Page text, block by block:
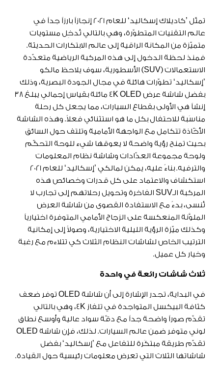
تمثّل ’كاديلاك إسكاليد‘ للعام 2021 إنجازاً بارزاً جداً في
عالم التقنيات المتطوّرة، وهي بالتالي تُدخِل مستويات
متميّزة من المكانة الراقية إلى عالم الابتكارات الحديثة.
فمنذ لحظة الدخول إلى هذه المركبة الرياضية متعدّدة
الاستعمالات (SUV) الأسطورية، سوف يلاحظ مالكو
’إسكاليد‘ تطوّرات هائلة في مجال الجودة البصرية، وذلك
بفضل شاشة عرض 4K OLED مائلة بقياس إجمالي يبلغ 38
إنشاً هي الأولى بقطاع السيارات، مما يجعل كل رحلة
مناسَبة للاحتفال بكل ما هو استثنائي فعلاً. وهذه الشاشة
الأخّاذة تتكامل مع الواجهة الأمامية وتلتف حول السائق
بحيث تمنح رؤية واضحة لا يعوقها شيء للوحة التحكّم
ولوحة مجموعة العدّادات وشاشة نظام المعلومات
والترفيه. بناءً عليه، يمكن لمالكي ’إسكاليد‘ للعام 2021
استكشاف والاعتماد على كل قدرات وخصائص هذه
المركبة الـSUV الفاخرة وتحويل رحلاتهم إلى تجارب لا
تُنسى، بدءً مع الاستفادة القصوى من شاشة العرض
الملوَّنة المنعكسة على الزجاج الأمامي المتوفرة اختيارياً
وكذلك ميّزة الرؤية الليلية الاختيارية، وصولاً إلى إمكانية
الترتيب الخاص لشاشات النظام الثلاث كي تتلاءم مع رغبة
وخيار كل عميل.
ثلاث شاشات رائعة في واحدة
في البداية، تجدر الإشارة إلى أن شاشة OLED توفر ضعف
كثافة البيكسل المتواجدة في تلفاز 4K، وهي بالتالي
تقدّم صوراً واضحة جداً مع دقّة سواد عالية وأوسع نطاق
لوني متوفر ضمن عالم السيارات. لذلك، فإن شاشة OLED
تقدّم طريقة مبتكَرة للتفاعل مع ’إسكاليد‘ بفضل
شاشاتها الثلاث التي تعرض معلومات رئيسية حول القيادة.